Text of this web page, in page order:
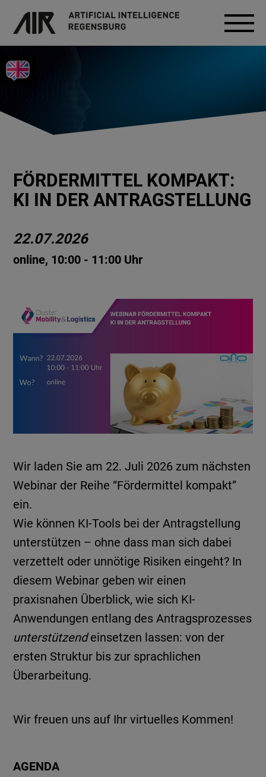
FÖRDERMITTEL KOMPAKT:
KI IN DER ANTRAGSTELLUNG
22.07.2026
online, 10:00 - 11:00 Uhr
Wir laden Sie am 22. Juli 2026 zum nächsten
Webinar der Reihe “Fördermittel kompakt”
ein.
Wie können KI-Tools bei der Antragstellung
unterstützen – ohne dass man sich dabei
verzettelt oder unnötige Risiken eingeht? In
diesem Webinar geben wir einen
praxisnahen Überblick, wie sich KI-
Anwendungen entlang des Antragsprozesses
unterstützendeinsetzen lassen: von der
ersten Struktur bis zur sprachlichen
Überarbeitung.
Wir freuen uns auf Ihr virtuelles Kommen!
AGENDA